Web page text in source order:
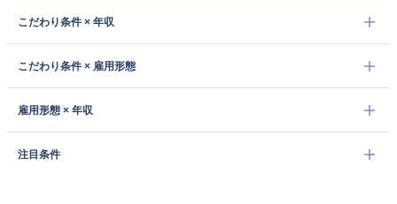
こだわり条件 × 年収
こだわり条件 × 雇用形態
雇用形態 × 年収
注目条件